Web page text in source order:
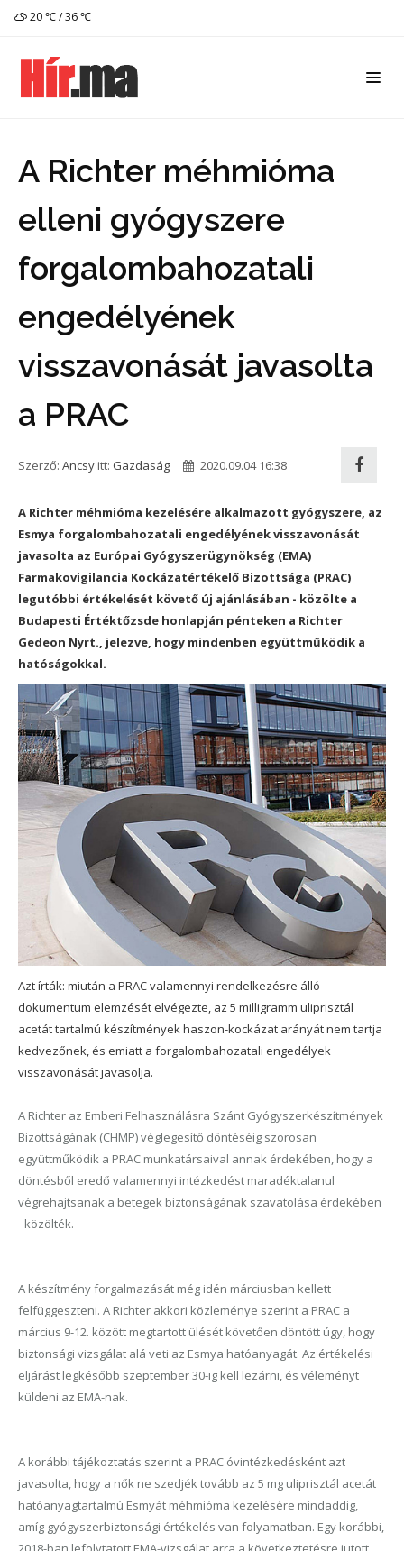
20 ℃ / 36 ℃
A Richter méhmióma
elleni gyógyszere
forgalombahozatali
engedélyének
visszavonását javasolta
a PRAC
Szerző: Ancsy itt: Gazdaság 2020.09.04 16:38
A Richter méhmióma kezelésére alkalmazott gyógyszere, az
Esmya forgalombahozatali engedélyének visszavonását
javasolta az Európai Gyógyszerügynökség (EMA)
Farmakovigilancia Kockázatértékelő Bizottsága (PRAC)
legutóbbi értékelését követő új ajánlásában - közölte a
Budapesti Értéktőzsde honlapján pénteken a Richter
Gedeon Nyrt., jelezve, hogy mindenben együttműködik a
hatóságokkal.
Azt írták: miután a PRAC valamennyi rendelkezésre álló
dokumentum elemzését elvégezte, az 5 milligramm uliprisztál
acetát tartalmú készítmények haszon-kockázat arányát nem tartja
kedvezőnek, és emiatt a forgalombahozatali engedélyek
visszavonását javasolja.
A Richter az Emberi Felhasználásra Szánt Gyógyszerkészítmények
Bizottságának (CHMP) véglegesítő döntéséig szorosan
együttműködik a PRAC munkatársaival annak érdekében, hogy a
döntésből eredő valamennyi intézkedést maradéktalanul
végrehajtsanak a betegek biztonságának szavatolása érdekében
- közölték.
A készítmény forgalmazását még idén márciusban kellett
felfüggeszteni. A Richter akkori közleménye szerint a PRAC a
március 9-12. között megtartott ülését követően döntött úgy, hogy
biztonsági vizsgálat alá veti az Esmya hatóanyagát. Az értékelési
eljárást legkésőbb szeptember 30-ig kell lezárni, és véleményt
küldeni az EMA-nak.
A korábbi tájékoztatás szerint a PRAC óvintézkedésként azt
javasolta, hogy a nők ne szedjék tovább az 5 mg uliprisztál acetát
hatóanyagtartalmú Esmyát méhmióma kezelésére mindaddig,
amíg gyógyszerbiztonsági értékelés van folyamatban. Egy korábbi,